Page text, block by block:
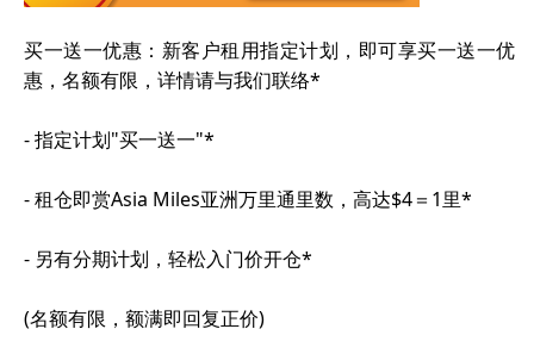
买一送一优惠：新客户租用指定计划，即可享买一送一优
惠，名额有限，详情请与我们联络*
- 指定计划"买一送一"*
- 租仓即赏Asia Miles亚洲万里通里数，高达$4＝1里*
- 另有分期计划，轻松入门价开仓*
(名额有限，额满即回复正价)